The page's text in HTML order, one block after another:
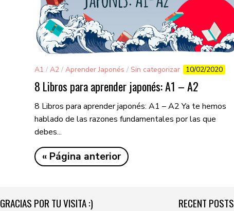
A1 /A2 /Aprender Japonés /Sin categorizar 10/02/2020
8 Libros para aprender japonés: A1 – A2
8 Libros para aprender japonés: A1 – A2 Ya te hemos
hablado de las razones fundamentales por las que
debes...
« Página anterior
GRACIAS POR TU VISITA :) RECENT POSTS